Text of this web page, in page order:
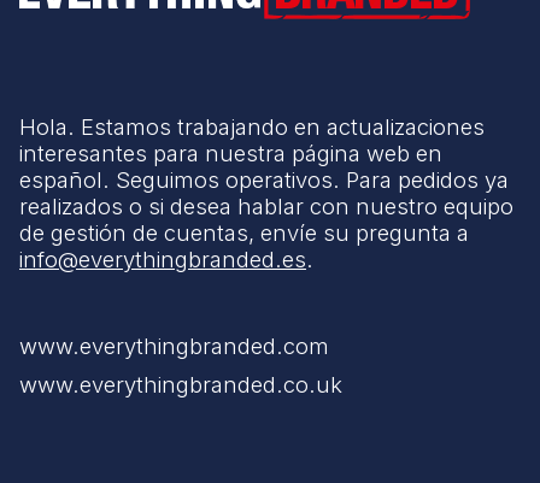
Hola. Estamos trabajando en actualizaciones
interesantes para nuestra página web en
español. Seguimos operativos. Para pedidos ya
realizados o si desea hablar con nuestro equipo
de gestión de cuentas, envíe su pregunta a
info@everythingbranded.es.
www.everythingbranded.com
www.everythingbranded.co.uk